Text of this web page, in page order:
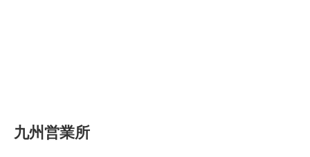
九州営業所